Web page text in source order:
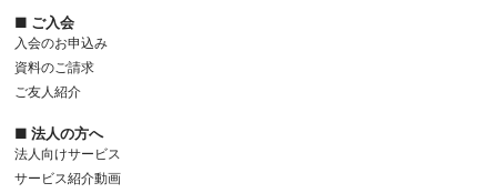
■ ご入会
入会のお申込み
資料のご請求
ご友人紹介
■ 法人の方へ
法人向けサービス
サービス紹介動画